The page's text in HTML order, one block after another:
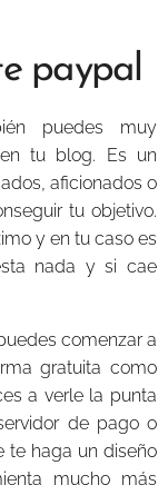
paypal
puedes muy
en tu blog. Es un
aficionados o
tu objetivo.
y en tu caso es
nada y si cae
comenzar a
gratuita como
a verle la punta
de pago o
te haga un diseño
mucho más